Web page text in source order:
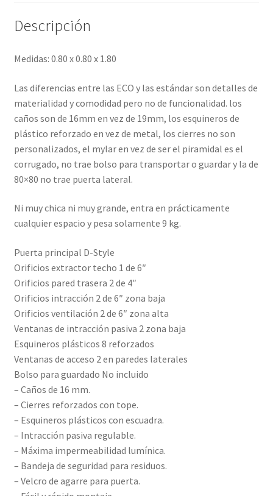
Descripción
Medidas: 0.80 x 0.80 x 1.80
Las diferencias entre las ECO y las estándar son detalles de
materialidad y comodidad pero no de funcionalidad. los
caños son de 16mm en vez de 19mm, los esquineros de
plástico reforzado en vez de metal, los cierres no son
personalizados, el mylar en vez de ser el piramidal es el
corrugado, no trae bolso para transportar o guardar y la de
80×80 no trae puerta lateral.
Ni muy chica ni muy grande, entra en prácticamente
cualquier espacio y pesa solamente 9 kg.
Puerta principal D-Style
Orificios extractor techo 1 de 6″
Orificios pared trasera 2 de 4″
Orificios intracción 2 de 6″ zona baja
Orificios ventilación 2 de 6″ zona alta
Ventanas de intracción pasiva 2 zona baja
Esquineros plásticos 8 reforzados
Ventanas de acceso 2 en paredes laterales
Bolso para guardado No incluido
– Caños de 16 mm.
– Cierres reforzados con tope.
– Esquineros plásticos con escuadra.
– Intracción pasiva regulable.
– Máxima impermeabilidad lumínica.
– Bandeja de seguridad para residuos.
– Velcro de agarre para puerta.